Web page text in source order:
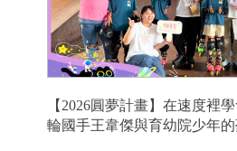
【2026圓夢計畫】在速度裡
輪國手王韋傑與育幼院少年